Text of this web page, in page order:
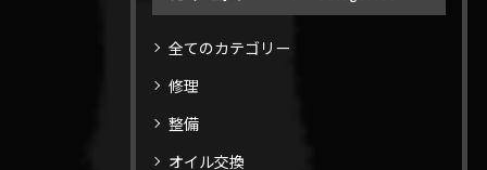
全てのカテゴリー
修理
整備
オイル交換